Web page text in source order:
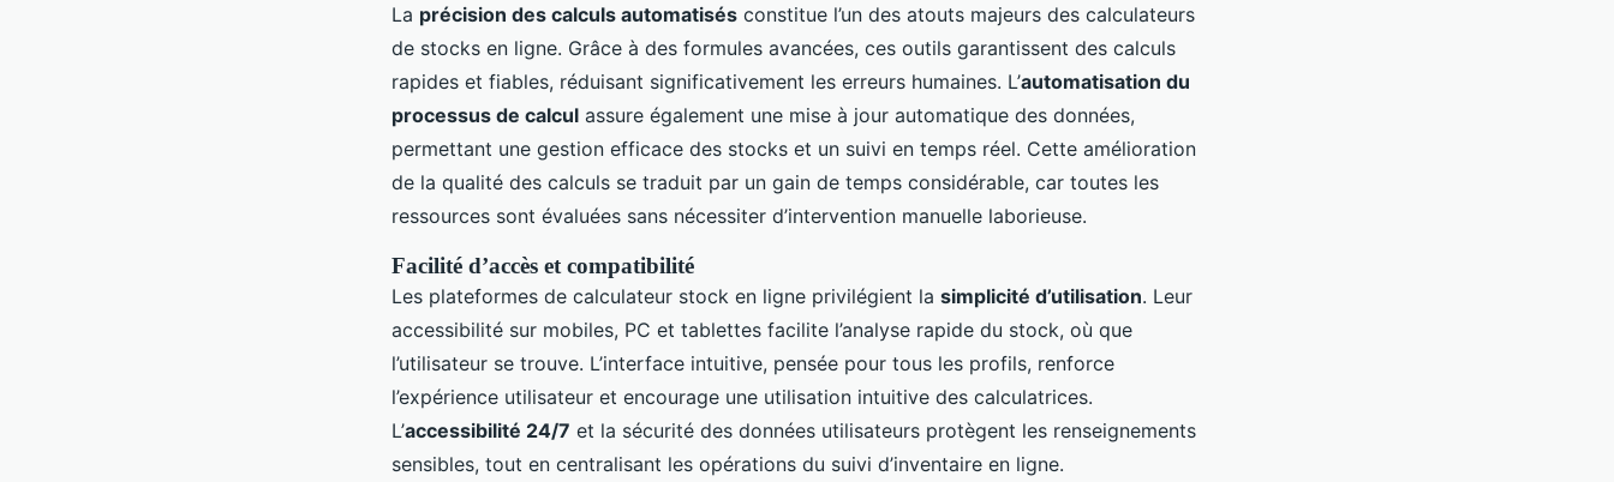
La précision des calculs automatisés constitue l’un des atouts majeurs des calculateurs
de stocks en ligne. Grâce à des formules avancées, ces outils garantissent des calculs
rapides et fiables, réduisant significativement les erreurs humaines. L’automatisation du
processus de calcul assure également une mise à jour automatique des données,
permettant une gestion efficace des stocks et un suivi en temps réel. Cette amélioration
de la qualité des calculs se traduit par un gain de temps considérable, car toutes les
ressources sont évaluées sans nécessiter d’intervention manuelle laborieuse.
Facilité d’accès et compatibilité
Les plateformes de calculateur stock en ligne privilégient la simplicité d’utilisation. Leur
accessibilité sur mobiles, PC et tablettes facilite l’analyse rapide du stock, où que
l’utilisateur se trouve. L’interface intuitive, pensée pour tous les profils, renforce
l’expérience utilisateur et encourage une utilisation intuitive des calculatrices.
L’accessibilité 24/7 et la sécurité des données utilisateurs protègent les renseignements
sensibles, tout en centralisant les opérations du suivi d’inventaire en ligne.